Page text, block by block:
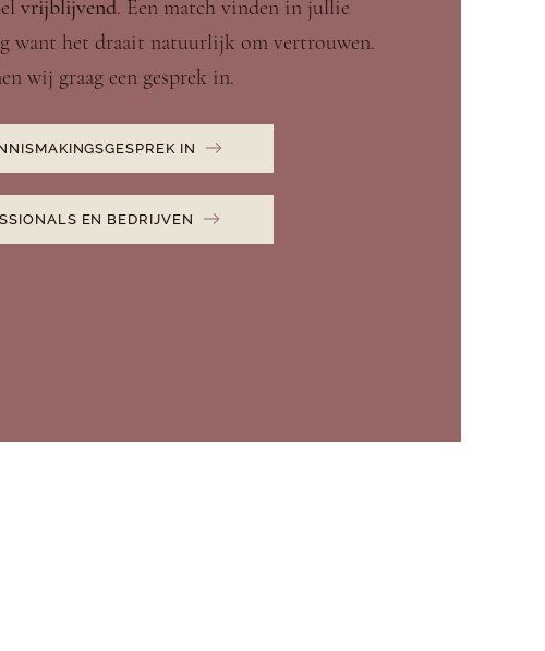
vrijblijvend. Een match vinden in jullie
want het draait natuurlijk om vertrouwen.
wij graag een gesprek in.
IN
EN BEDRIJVEN